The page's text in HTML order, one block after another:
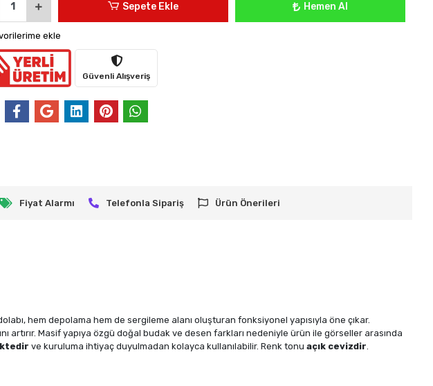
Sepete Ekle Hemen Al
ekle
Güvenli Alışveriş
Fiyat Alarmı Telefonla Sipariş Ürün Önerileri
hem depolama hem de sergileme alanı oluşturan fonksiyonel yapısıyla öne çıkar.
artırır. Masif yapıya özgü doğal budak ve desen farkları nedeniyle ürün ile görseller arasında
ve kuruluma ihtiyaç duyulmadan kolayca kullanılabilir. Renk tonuaçık cevizdir